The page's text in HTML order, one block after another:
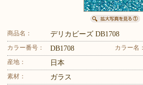
商品名： デリカビーズ DB1708
カラー番号： DB1708 カラー名：
産地： 日本
素材： ガラス